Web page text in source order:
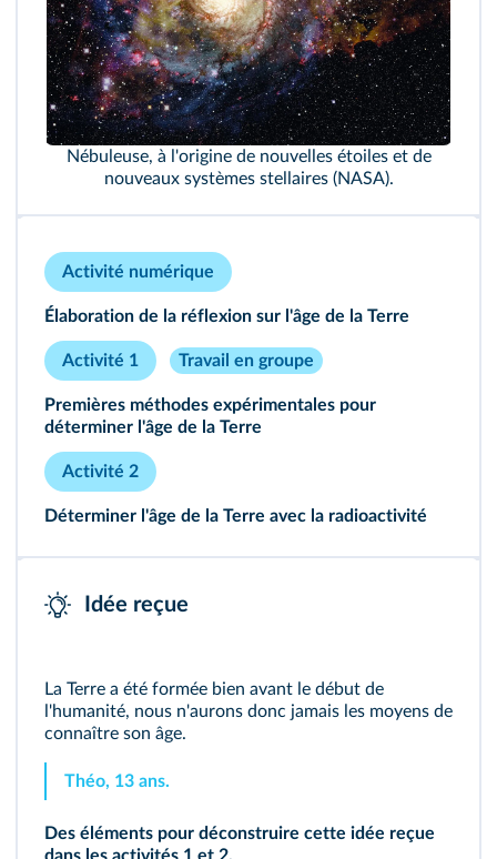
Nébuleuse, à l'origine de nouvelles étoiles et de
nouveaux systèmes stellaires (NASA).
Activité numérique
Élaboration de la réflexion sur l'âge de la Terre
Activité 1 Travail en groupe
Premières méthodes expérimentales pour
déterminer l'âge de la Terre
Activité 2
Déterminer l'âge de la Terre avec la radioactivité
Idée reçue
La Terre a été formée bien avant le début de
l'humanité, nous n'aurons donc jamais les moyens de
connaître son âge.
Théo, 13 ans.
Des éléments pour déconstruire cette idée reçue